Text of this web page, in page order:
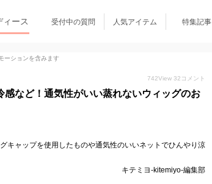
ィース 受付中の質問 人気アイテム 特集記事
ーションを含みます
742View 32 コメント
感など！通気性がいい蒸れないウィッグのお
キャップを使用したものや通気性のいいネットでひんやり涼
キテミヨ-kitemiyo-編集部